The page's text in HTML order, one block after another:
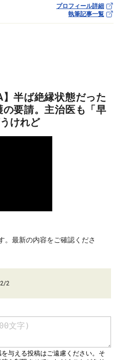
プロフィール詳細
執筆記事一覧
】半ば絶縁状態だった
要請。主治医も「早
けれど
。最新の内容をご確認くださ
2/2